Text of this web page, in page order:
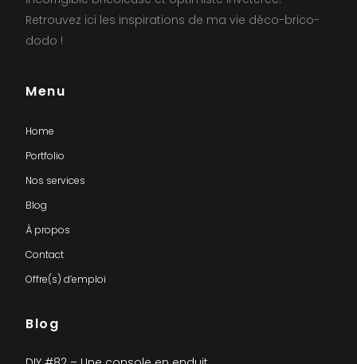
Retrouvez ici les inspirations de ma vie déco-brico-
dodo !
Menu
Home
Portfolio
Nos services
Blog
À propos
Contact
Offre(s) d’emploi
Blog